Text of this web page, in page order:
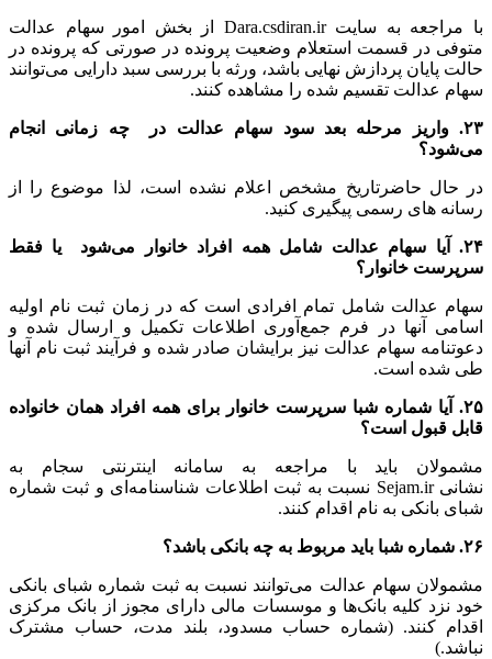
با مراجعه به سایت Dara.csdiran.ir از بخش امور سهام عدالت
متوفی در قسمت استعلام وضعیت پرونده در صورتی که پرونده در
حالت پایان پردازش نهایی باشد، ورثه با بررسی سبد دارایی می‌توانند
سهام عدالت تقسیم شده را مشاهده کنند.
۲۳. واریز مرحله بعد سود سهام عدالت در چه زمانی انجام
می‌شود؟
در حال حاضرتاریخ مشخص اعلام نشده است، لذا موضوع را از
رسانه های رسمی پیگیری کنید.
۲۴. آیا سهام عدالت شامل همه افراد خانوار می‌شود یا فقط
سرپرست خانوار؟
سهام عدالت شامل تمام افرادی است که در زمان ثبت نام اولیه
اسامی آنها در فرم جمع‌آوری اطلاعات تکمیل و ارسال شده و
دعوتنامه سهام عدالت نیز برایشان صادر شده و فرآیند ثبت نام آنها
طی شده است.
۲۵. آیا شماره شبا سرپرست خانوار برای همه افراد همان خانواده
قابل قبول است؟
مشمولان باید با مراجعه به سامانه اینترنتی سجام به
نشانی Sejam.ir نسبت به ثبت اطلاعات شناسنامه‌ای و ثبت شماره
شبای بانکی به نام اقدام کنند.
۲۶. شماره شبا باید مربوط به چه بانکی باشد؟
مشمولان سهام عدالت می‌توانند نسبت به ثبت شماره شبای بانکی
خود نزد کلیه بانک‌ها و موسسات مالی دارای مجوز از بانک مرکزی
اقدام کنند. (شماره حساب مسدود، بلند مدت، حساب مشترک
نباشد.)